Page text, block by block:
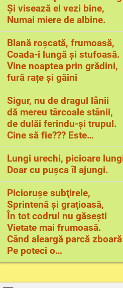
Și visează el vezi bine,
Numai miere de albine.
Blană roșcată, frumoasă,
Coada-i lungă și stufoasă.
Vine noaptea prin grădini,
fură rațe și găini
Sigur, nu de dragul lânii
dă mereu târcoale stânii,
de dulăi ferindu-și trupul.
Cine să fie??? Este…
Lungi urechi, picioare
Doar cu pușca îl ajungi.
Picioruşe subţirele,
Sprintenă şi graţioasă,
În tot codrul nu găseşti
Vietate mai frumoasă.
Când aleargă parcă zboară
Pe poteci o…